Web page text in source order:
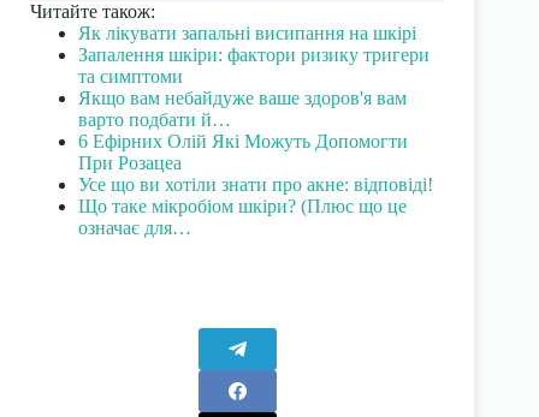
Читайте також:
Як лікувати запальні висипання на шкірі
Запалення шкіри: фактори ризику тригери
та симптоми
Якщо вам небайдуже ваше здоров'я вам
варто подбати й…
6 Ефірних Олій Які Можуть Допомогти
При Розацеа
Усе що ви хотіли знати про акне: відповіді!
Що таке мікробіом шкіри? (Плюс що це
означає для…